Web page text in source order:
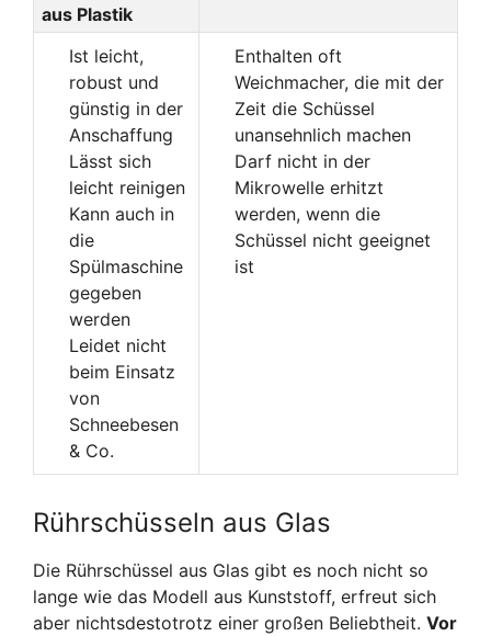
aus Plastik
Ist leicht,
robust und
günstig in der
Anschaffung
Lässt sich
leicht reinigen
Kann auch in
die
Spülmaschine
gegeben
werden
Leidet nicht
beim Einsatz
von
Schneebesen
& Co.
Enthalten oft
Weichmacher, die mit der
Zeit die Schüssel
unansehnlich machen
Darf nicht in der
Mikrowelle erhitzt
werden, wenn die
Schüssel nicht geeignet
ist
Rührschüsseln aus Glas
Die Rührschüssel aus Glas gibt es noch nicht so
lange wie das Modell aus Kunststoff, erfreut sich
aber nichtsdestotrotz einer großen Beliebtheit. Vor